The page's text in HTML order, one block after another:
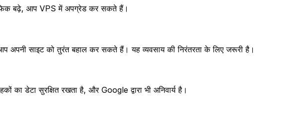
बढ़े, आप VPS में अपग्रेड कर सकते हैं।
अपनी साइट को तुरंत बहाल कर सकते हैं। यह व्यवसाय की निरंतरता के लिए जरूरी है।
का डेटा सुरक्षित रखता है, और Google द्वारा भी अनिवार्य है।